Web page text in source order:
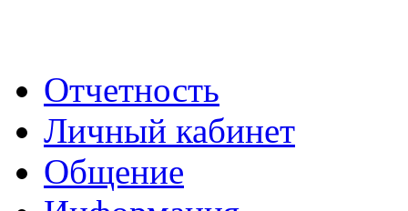
Отчетность
Личный кабинет
Общение